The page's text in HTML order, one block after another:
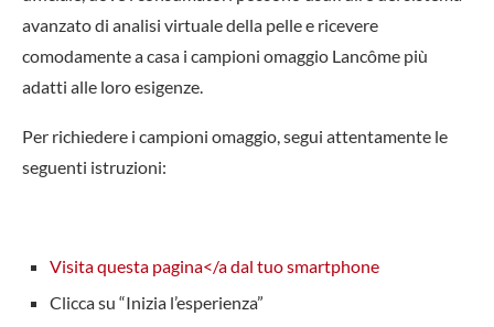
avanzato di analisi virtuale della pelle e ricevere
comodamente a casa i campioni omaggio Lancôme più
adatti alle loro esigenze.
Per richiedere i campioni omaggio, segui attentamente le
seguenti istruzioni:
Visita questa pagina</a dal tuo smartphone
Clicca su “Inizia l’esperienza”